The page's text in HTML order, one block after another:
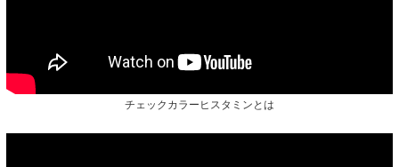
チェックカラーヒスタミンとは